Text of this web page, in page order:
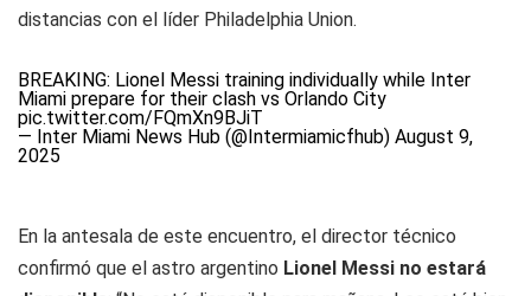
distancias con el líder Philadelphia Union.
BREAKING: Lionel Messi training individually while Inter
Miami prepare for their clash vs Orlando City
pic.twitter.com/FQmXn9BJiT
— Inter Miami News Hub (@Intermiamicfhub) August 9,
2025
En la antesala de este encuentro, el director técnico
confirmó que el astro argentino Lionel Messi no estará